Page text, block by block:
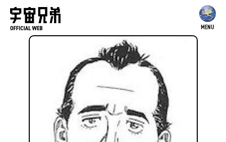
MENU